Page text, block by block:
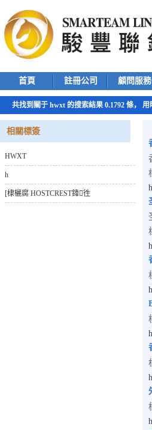
首頁 註冊公司 顧問服務
共找到關于 hwxt 的搜索結果 0.1792 條， 用
相關標簽
HWXT
h
[棣欐腐 HOSTCREST鍏徃